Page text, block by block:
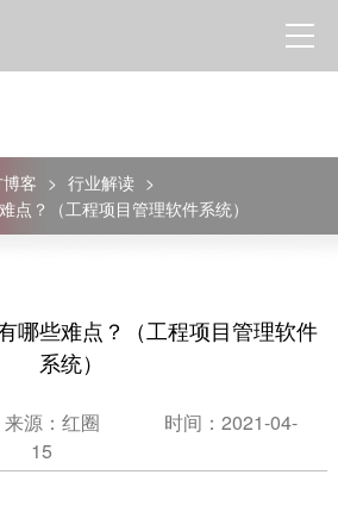
客 > 行业解读 >
点？（工程项目管理软件系统）
哪些难点？（工程项目管理软件
系统）
来源：红圈
时间：2021-04-
15